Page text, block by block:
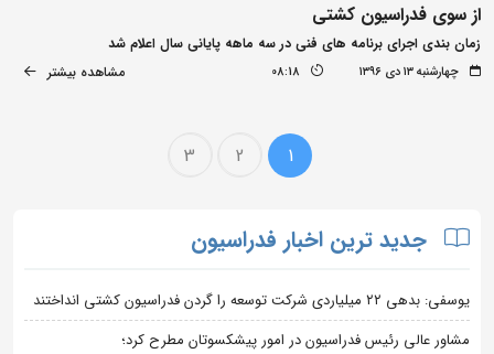
از سوی فدراسیون کشتی
زمان بندی اجرای برنامه های فنی در سه ماهه پایانی سال اعلام شد
چهارشنبه ۱۳ دی ۱۳۹۶ 08:18 مشاهده بیشتر
1
2
3
جدید ترین اخبار فدراسیون
یوسفی: بدهی ۲۲ میلیاردی شرکت توسعه را گردن فدراسیون کشتی انداختند
مشاور عالی رئیس فدراسیون در امور پیشکسوتان مطرح کرد؛